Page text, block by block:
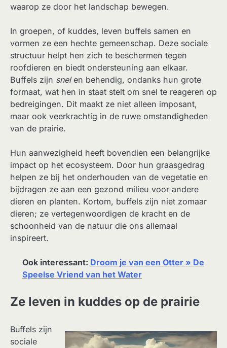
waarop ze door het landschap bewegen.
In groepen, of kuddes, leven buffels samen en
vormen ze een hechte gemeenschap. Deze sociale
structuur helpt hen zich te beschermen tegen
roofdieren en biedt ondersteuning aan elkaar.
Buffels zijn snelen behendig, ondanks hun grote
formaat, wat hen in staat stelt om snel te reageren op
bedreigingen. Dit maakt ze niet alleen imposant,
maar ook veerkrachtig in de ruwe omstandigheden
van de prairie.
Hun aanwezigheid heeft bovendien een belangrijke
impact op het ecosysteem. Door hun graasgedrag
helpen ze bij het onderhouden van de vegetatie en
bijdragen ze aan een gezond milieu voor andere
dieren en planten. Kortom, buffels zijn niet zomaar
dieren; ze vertegenwoordigen de kracht en de
schoonheid van de natuur die ons allemaal
inspireert.
Ook interessant: Droom je van een Otter » De
Speelse Vriend van het Water
Ze leven in kuddes op de prairie
Buffels zijn
sociale